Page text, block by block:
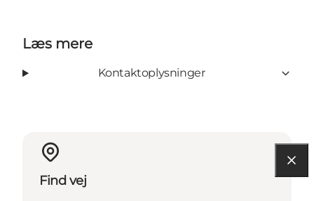
Læs mere
Kontaktoplysninger
Find vej